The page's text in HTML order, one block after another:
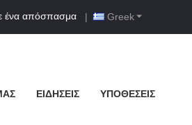
Greek
ένα απόσπασμα |
ΕΙΔΉΣΕΙΣ ΥΠΟΘΈΣΕΙΣ